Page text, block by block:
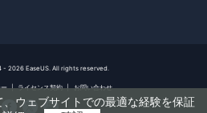
ウェブサイトでの最適な経験を保証
- 2026EaseUS. All rights reserved.
| ライセンス契約 | お問い合わせ
  